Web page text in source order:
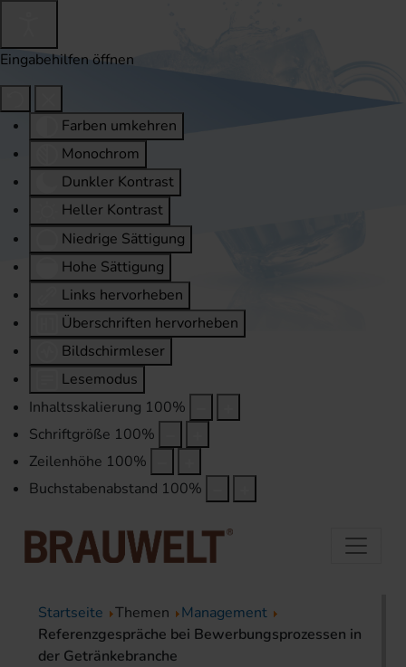
Eingabehilfen öffnen
Farben umkehren
Monochrom
Dunkler Kontrast
Heller Kontrast
Niedrige Sättigung
Hohe Sättigung
Links hervorheben
Überschriften hervorheben
Bildschirmleser
Lesemodus
Inhaltsskalierung 100%
Schriftgröße 100%
Zeilenhöhe 100%
Buchstabenabstand 100%
Startseite Themen
Management
Referenzgespräche bei Bewerbungsprozessen in
der Getränkebranche